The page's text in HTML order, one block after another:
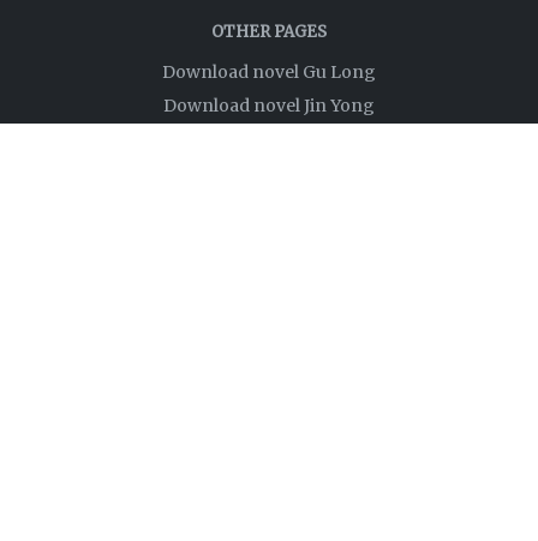
OTHER PAGES
Download novel Gu Long
Download novel Jin Yong